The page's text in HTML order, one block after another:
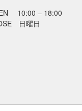
10:00 – 18:00
日曜日